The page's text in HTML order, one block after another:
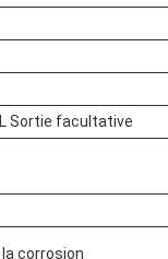
Sortie facultative
corrosion